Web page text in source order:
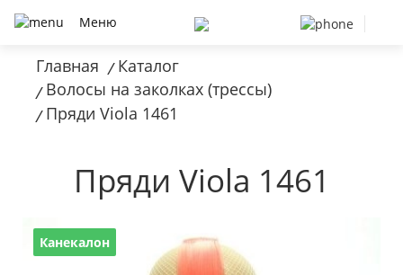
Меню
Главная / Каталог
/ Волосы на заколках (трессы)
/ Пряди Viola 1461
Пряди Viola 1461
Канекалон